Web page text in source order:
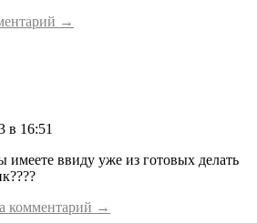
→
в 16:51
ввиду уже из готовых делать
комментарий →